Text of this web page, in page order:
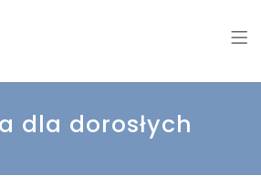
dla dorosłych